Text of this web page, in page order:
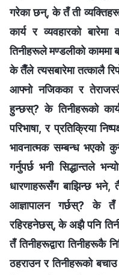
गरेका छन्, के तँ ती
कार्य र व्यवहारको
तिनीहरूले मण्डलीको काममा
के तैँले त्यसबारेमा तत्कालै
आफ्नो नजिकका र
हुन्छस्? के तिनीहरूको
परिभाषा, र प्रतिक्रिया
भावनात्मक सम्बन्ध भएको
गर्नुपर्छ भनी सिद्धान्तले
धारणाहरूसँग बाझिन्छ भने,
आज्ञापालन गर्छस्? के तँ
रहिरहनेछस्, के अझै पनि
तँ तिनीहरूद्वारा तिनीहरूकै
ठहराउन र तिनीहरूको